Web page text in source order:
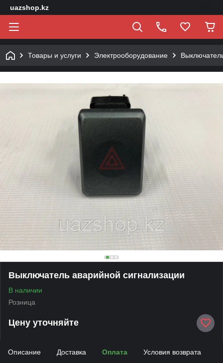
uazshop.kz
Товары и услуги Электрооборудование
Выключатель аварийной сигнализации
В наличии
Розница
Цену уточняйте
Описание Доставка Оплата Условия возврата